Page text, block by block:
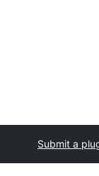
Submit a